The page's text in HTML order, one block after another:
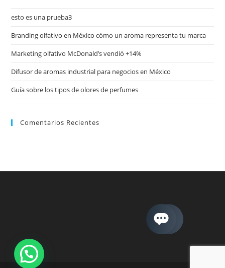
esto es una prueba3
Branding olfativo en México cómo un aroma representa tu marca
Marketing olfativo McDonald’s vendió +14%
Difusor de aromas industrial para negocios en México
Guía sobre los tipos de olores de perfumes
Comentarios Recientes